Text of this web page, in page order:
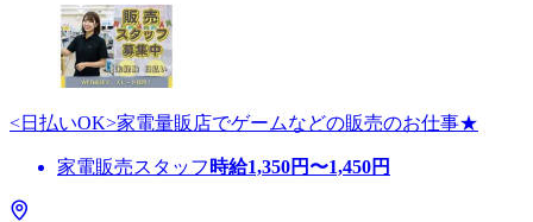
<日払いOK>家電量販店でゲームなどの販売のお仕事★
家電販売スタッフ 時給1,350円〜1,450円